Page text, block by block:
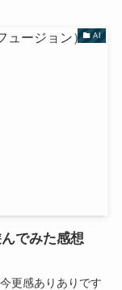
AI
でみた感想
更感ありありです